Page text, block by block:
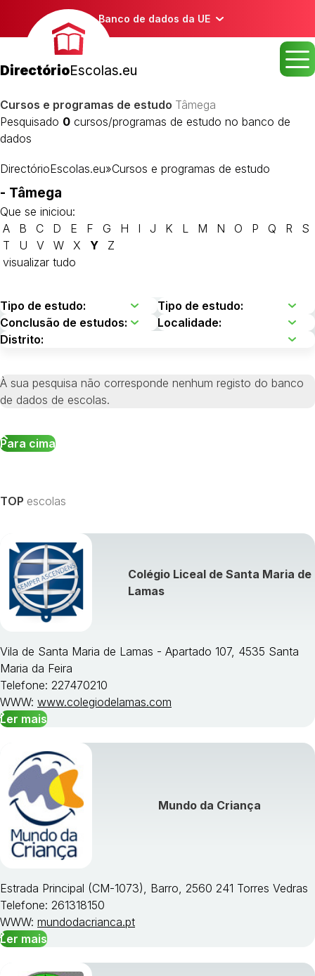
Banco de dados da UE
DirectórioEscolas.eu
Cursos e programas de estudo Tâmega
Pesquisado 0 cursos/programas de estudo no banco de
dados
DirectórioEscolas.eu»Cursos e programas de estudo
- Tâmega
Que se iniciou:
A
B C D E F G H I J K L M N O P Q R
S
T
U V W X Y
Z
visualizar tudo
À sua pesquisa não corresponde nenhum registo do banco
de dados de escolas.
Para cima
TOP escolas
Colégio Liceal de Santa Maria de
Lamas
Vila de Santa Maria de Lamas - Apartado 107, 4535 Santa
Maria da Feira
Telefone: 227470210
WWW: www.colegiodelamas.com
Ler mais
Mundo da Criança
Estrada Principal (CM-1073), Barro, 2560 241 Torres Vedras
Telefone: 261318150
WWW: mundodacrianca.pt
Ler mais